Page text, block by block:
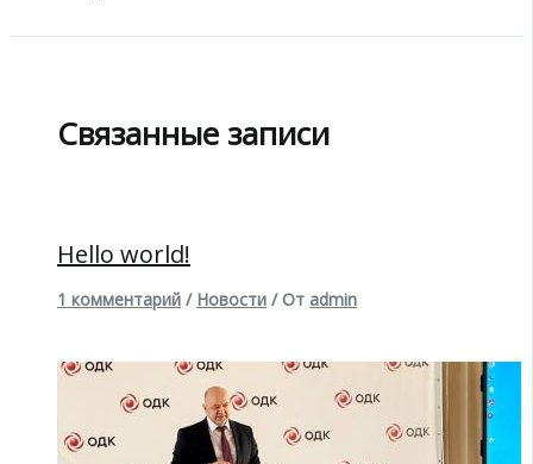
Связанные записи
Hello world!
1 комментарий / Новости / От admin